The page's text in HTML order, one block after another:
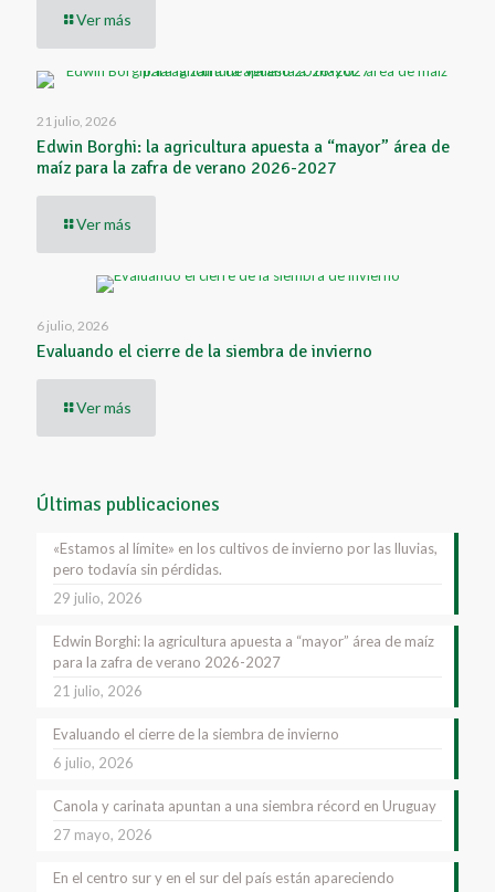
Ver más
21 julio, 2026
Edwin Borghi: la agricultura apuesta a “mayor” área de
maíz para la zafra de verano 2026-2027
Ver más
6 julio, 2026
Evaluando el cierre de la siembra de invierno
Ver más
Últimas publicaciones
«Estamos al límite» en los cultivos de invierno por las lluvias,
pero todavía sin pérdidas.
29 julio, 2026
Edwin Borghi: la agricultura apuesta a “mayor” área de maíz
para la zafra de verano 2026-2027
21 julio, 2026
Evaluando el cierre de la siembra de invierno
6 julio, 2026
Canola y carinata apuntan a una siembra récord en Uruguay
27 mayo, 2026
En el centro sur y en el sur del país están apareciendo